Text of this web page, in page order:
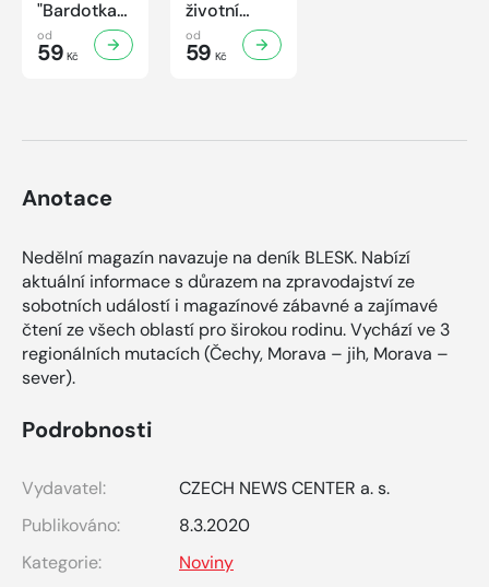
"Bardotka"
Jana
Brejchová
Mezi slávou
od
59 Kč
životní
příběh
sympaťáka
českého
od
59 Kč
Anotace
Nedělní magazín navazuje na deník BLESK. Nabízí
aktuální informace s důrazem na zpravodajství ze
sobotních událostí i magazínové zábavné a zajímavé
čtení ze všech oblastí pro širokou rodinu. Vychází ve 3
regionálních mutacích (Čechy, Morava – jih, Morava –
sever).
Podrobnosti
Vydavatel:
CZECH NEWS CENTER a. s.
Publikováno:
8.3.2020
Kategorie:
Noviny